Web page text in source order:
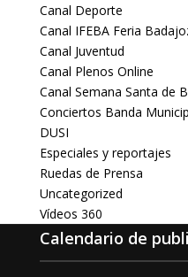
Canal Deporte
Canal IFEBA Feria
Canal Juventud
Canal Plenos Online
Canal Semana Santa de
Conciertos Banda
DUSI
Especiales y reportajes
Ruedas de Prensa
Uncategorized
Vídeos 360
Calendario de